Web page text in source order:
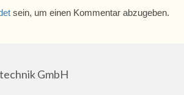
sein, um einen Kommentar abzugeben.
GmbH